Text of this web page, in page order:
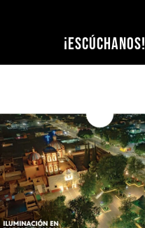
¡Escúchanos!